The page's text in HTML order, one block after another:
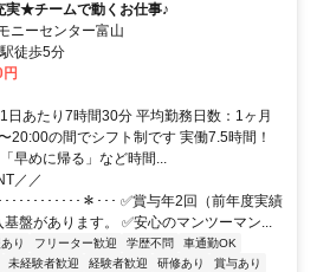
★チームで動くお仕事♪
ニーセンター富山
徒歩5分
日あたり7時間30分 平均勤務日数：1ヶ月
20:00の間でシフト制です 実働7.5時間！
早めに帰る」など時間...
／／
･･･････････＊･･･ ✅賞与年2回（前年度実績
盤があります。 ✅安心のマンツーマン...
り フリーター歓迎 学歴不問
車通勤OK
未経験者歓迎 経験者歓迎 研修あり
賞与あり